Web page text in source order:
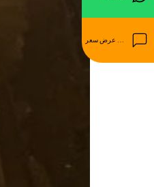
احصل على عرض سعر